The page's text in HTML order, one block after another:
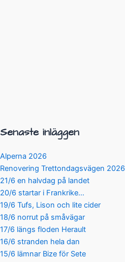
Senaste inläggen
Alperna 2026
Renovering Trettondagsvägen 2026
21/6 en halvdag på landet
20/6 startar i Frankrike…
19/6 Tufs, Lison och lite cider
18/6 norrut på småvägar
17/6 längs floden Herault
16/6 stranden hela dan
15/6 lämnar Bize för Sete